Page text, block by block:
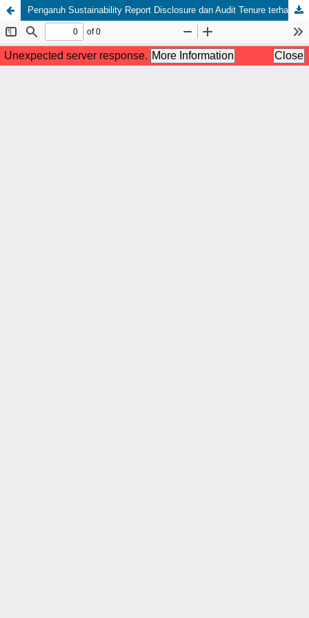
Pengaruh Sustainability Report Disclosure dan Audit Tenure terhadap Nilai Perusahaan pada Sektor Energi Tahun 2020–2024